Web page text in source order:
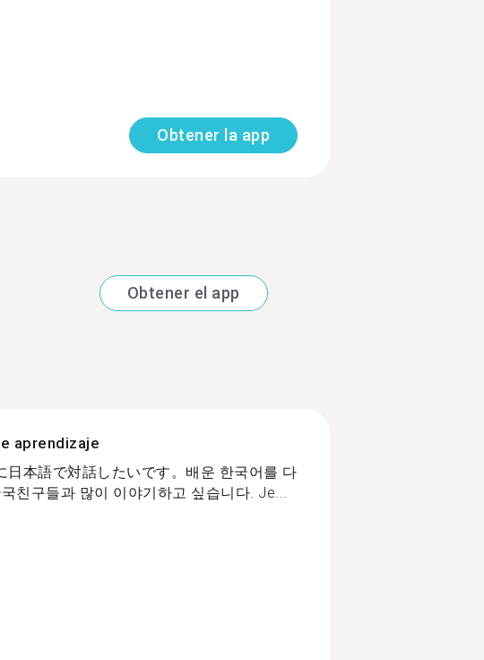
Obtener la app
Obtener el app
aprendizaje
日本語で対話したいです。배운 한국어를 다
친구들과 많이 이야기하고 싶습니다. Je...